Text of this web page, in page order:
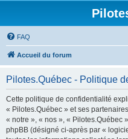
FAQ
Accueil du forum
Pilotes.Québec - Politique
Cette politique de confidentialité
« Pilotes.Québec » et ses
« notre », « nos », « Pilotes.Québec
phpBB (désigné ci-après par «